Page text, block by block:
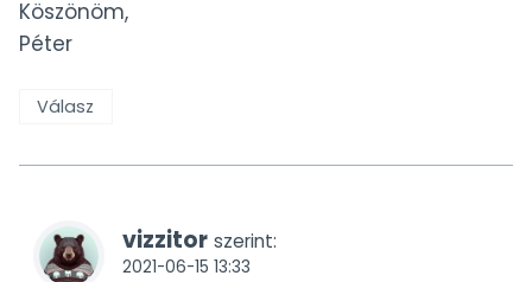
Köszönöm,
Péter
Válasz
vizzitor szerint:
2021-06-15 13:33